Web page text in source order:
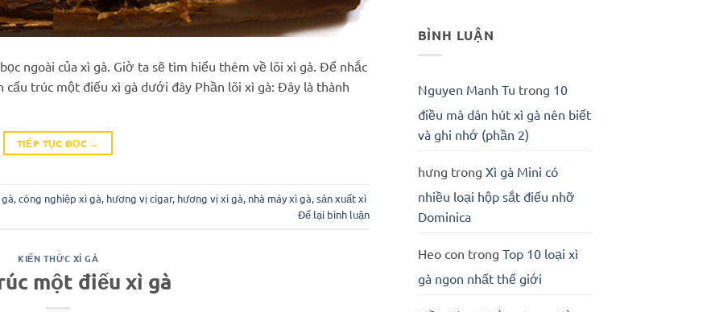
ngoài của xì gà. Giờ ta sẽ tìm hiểu thêm về lõi xì gà. Để nhắc
cấu trúc một điếu xì gà dưới đây Phần lõi xì gà: Đây là thành
TIẾP TỤC ĐỌC →
,công nghiệp xì gà, hương vị cigar, hương vị xì gà, nhà máy xì gà,sản xuất xì
Để lại bình luận
KIẾN THỨC XÌ GÀ
một điếu xì gà
BÌNH LUẬN
Nguyen Manh Tu trong 10
điều mà dân hút xì gà nên biết
và ghi nhớ (phần 2)
hưng trong Xì gà Mini có
nhiều loại hộp sắt điếu nhỡ
Dominica
Heo con trong Top 10 loại xì
gà ngon nhất thế giới